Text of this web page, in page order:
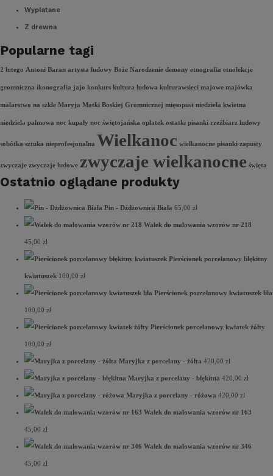
Wyplatane
Z drewna
Popularne tagi
2 lutego Antoni Baran artysta ludowy Boże Narodzenie demony etnografia etnolekcje
gromniczna ikonografia jajo konkurs kultura ludowa kulturawsieci majowe majówka
malarstwo na szkle Maryja Matki Boskiej Gromnicznej mięsopust niedziela kwietna
niedziela palmowa noc kupały noc świętojańska opłatek ostatki pisanki rzeźbiarz ludowy
sobótka sztuka nieprofesjonalna Wielkanoc wielkanocne pisanki zapusty
zwyczaje zwyczaje ludowe zwyczaje wielkanocne święta
Ostatnio oglądane produkty
Pin - Dżdżownica Biała 65,00 zł
Wałek do malowania wzorów nr 218
45,00 zł
Pierścionek porcelanowy błękitny
kwiatuszek 100,00 zł
Pierścionek porcelanowy kwiatuszek lila
100,00 zł
Pierścionek porcelanowy kwiatek żółty
100,00 zł
Maryjka z porcelany - żółta 420,00 zł
Maryjka z porcelany - błękitna 420,00 zł
Maryjka z porcelany - różowa 420,00 zł
Wałek do malowania wzorów nr 163
45,00 zł
Wałek do malowania wzorów nr 346
45,00 zł